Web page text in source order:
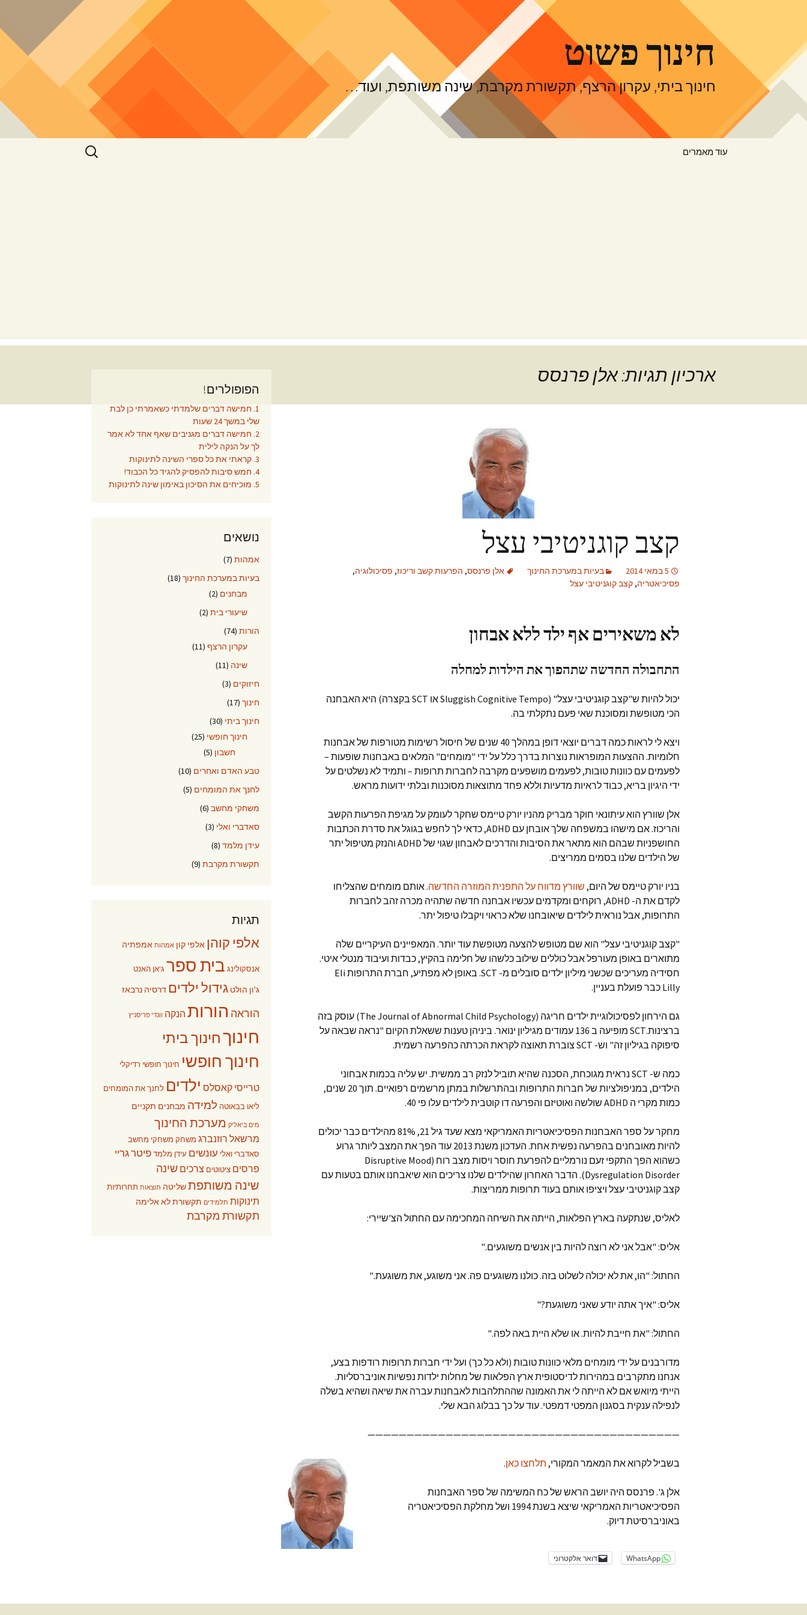
חינוך פשוט
חינוך ביתי, עקרון הרצף, תקשורת מקרבת, שינה משותפת, ועוד…
עוד מאמרים
חיפוש:
ארכיון תגיות: אלן פרנסס
קצב קוגניטיבי עצל
5 במאי 2014 בעיות במערכת החינוך אלן פרנסס, הפרעות קשב וריכוז, פסיכולוגיה,
פסיכיאטריה, קצב קוגניטיבי עצל
לא משאירים אף ילד ללא אבחון
התחבולה החדשה שתהפוך את הילדות למחלה
יכול להיות ש"קצב קוגניטיבי עצל" (Sluggish Cognitive Tempo או SCT בקצרה) היא האבחנה
הכי מטופשת ומסוכנת שאי פעם נתקלתי בה.
ויצא לי לראות כמה דברים יוצאי דופן במהלך 40 שנים של חיסול רשימות מטורפות של אבחנות
חלומיות. ההצעות המופראות נוצרות בדרך כלל על ידי "מומחים" המלאים באבחנות שופעות –
לפעמים עם כוונות טובות, לפעמים מושפעים מקרבה לחברות תרופות – ותמיד לא נשלטים על
ידי היגיון בריא, כבוד לראיות מדעיות וללא פחד מתוצאות מסוכנות ובלתי ידועות מראש.
אלן שוורץ הוא עיתונאי חוקר מבריק מהניו יורק טיימס שחקר לעומק על מגיפת הפרעות הקשב
והריכוז. אם מישהו במשפחה שלך אובחן עם ADHD, כדאי לך לחפש בגוגל את סדרת הכתבות
החושפניות שבהם הוא מתאר את הסיבות והדרכים לאבחון שגוי של ADHD והנזק מטיפול יתר
של הילדים שלנו בסמים ממריצים.
בניו יורק טיימס של היום, שוורץ מדווח על התפנית המוזרה החדשה. אותם מומחים שהצליחו
לקדם את ה- ADHD, רוקחים ומקדמים עכשיו אבחנה חדשה שתהיה מכרה זהב לחברות
התרופות, אבל נוראית לילדים שיאובחנו שלא כראוי ויקבלו טיפול יתר.
"קצב קוגניטיבי עצל" הוא שם מטופש להצעה מטופשת עוד יותר. המאפיינים העיקריים שלה
מתוארים באופן מעורפל אבל כוללים שילוב כלשהו של חלימה בהקיץ, כבדות ועיבוד מנטלי איטי.
חסידיה מעריכים שכשני מיליון ילדים סובלים מ- SCT. באופן לא מפתיע, חברת התרופות Eli
Lilly כבר פועלת בעניין.
גם הירחון לפסיכולוגיית ילדים חריגה (The Journal of Abnormal Child Psychology) עוסק בזה
ברצינות.SCT מופיעה ב 136 עמודים מגיליון ינואר. ביניהן טענות ששאלת הקיום "נראה שבאה על
סיפוקה בגיליון זה" וש- SCT צוברת תאוצה לקראת הכרתה כהפרעה רשמית.
כמה ש- SCT נראית מגוכחת, הסכנה שהיא תוביל לנזק רב ממשית. יש עליה בכמות אבחוני
הילדים, במניפולציות של חברות התרופות ובהתרשלות במתן מרשמים רפואיים. תוך 20 שנים,
כמות מקרי ה ADHD שולשה ואוטיזם והפרעה דו קוטבית לילדים עלו פי 40.
מחקר על ספר האבחנות הפסיכיאטריות האמריקאי מצא שעד גיל 21, 81% מהילדים כבר יכולים
להיות מאובחנים בהפרעה נפשית אחת. העדכון משנת 2013 עוד הפך את המצב ליותר גרוע
כשהוא הפך התקפי זעם נורמליים להפרעת חוסר ויסות מצב רוח (Disruptive Mood
Dysregulation Disorder). הדבר האחרון שהילדים שלנו צריכים הוא שיאבחנו אותם בטעות עם
קצב קוגניטיבי עצל ויציפו אותם בעוד תרופות ממריצות.
לאליס, שנתקעה בארץ הפלאות, הייתה את השיחה המחכימה עם החתול הצ'שיירי:
אליס: "אבל אני לא רוצה להיות בין אנשים משוגעים."
החתול: "הו, את לא יכולה לשלוט בזה. כולנו משוגעים פה. אני משוגע, את משוגעת."
אליס: "איך אתה יודע שאני משוגעת?"
החתול: "את חייבת להיות. או שלא היית באה לפה."
מדורבנים על ידי מומחים מלאי כוונות טובות (ולא כל כך) ועל ידי חברות תרופות רודפות בצע,
אנחנו מתקרבים במהירות לדיסטופית ארץ הפלאות של מחלות ילדות נפשיות אוניברסליות.
הייתי מיואש אם לא הייתה לי את האמונה שההתלהבות לאבחנות עברה את שיאה ושהיא בשלה
לנפילה ענקית בסגנון המפטי דמפטי. עוד על כך בבלוג הבא שלי.
————————————————————————————————————————
בשביל לקרוא את המאמר המקורי, תלחצו כאן.
אלן ג'. פרנסס היה יושב הראש של כח המשימה של ספר האבחנות
הפסיכיאטריות האמריקאי שיצא בשנת 1994 ושל מחלקת הפסיכיאטריה
באוניברסיטת דיוק.
WhatsApp דואר אלקטרוני
הפופולרים!
1. חמישה דברים שלמדתי כשאמרתי כן לבת
שלי במשך 24 שעות
2. חמישה דברים מגניבים שאף אחד לא אמר
לך על הנקה לילית
3. קראתי את כל ספרי השינה לתינוקות
4. חמש סיבות להפסיק להגיד כל הכבוד!
5. מוכיחים את הסיכון באימון שינה לתינוקות
נושאים
אמהות (7)
בעיות במערכת החינוך (18)
מבחנים (2)
שיעורי בית (2)
הורות (74)
עקרון הרצף (11)
שינה (11)
חיזוקים (3)
חינוך (17)
חינוך ביתי (30)
חינוך חופשי (25)
חשבון (5)
טבע האדם ואחרים (10)
לחנך את המומחים (5)
משחקי מחשב (6)
סאדברי ואלי (3)
עידן מלמד (8)
תקשורת מקרבת (9)
תגיות
אלפי קוהן אלפי קון אמהות אמפתיה
אנסקולינג בית ספר ג'אן האנט
ג'ון הולט גידול ילדים דרסיה נרבאז
הוראה הורות הנקה וונדי פריסניץ
חינוךחינוך ביתי
חינוך חופשי חינוך חופשי רדיקלי
טרייסי קאסלס ילדים לחנך את המומחים
ליאו בבאוטה למידה מבחנים תקניים
מים ביאליק מערכת החינוך
מרשאל רוזנברג משחק משחקי מחשב
סאדברי ואלי עונשים עידן מלמד פיטר גריי
פרסים ציטוטים צרכים שינה
שינה משותפתשליטה תוצאות תחרותיות
תינוקות תלמידים תקשורת לא אלימה
תקשורת מקרבת